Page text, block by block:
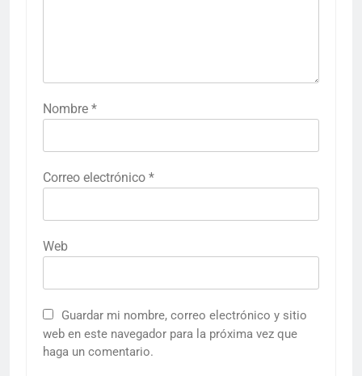
Nombre *
Correo electrónico *
Web
Guardar mi nombre, correo electrónico y sitio
web en este navegador para la próxima vez que
haga un comentario.